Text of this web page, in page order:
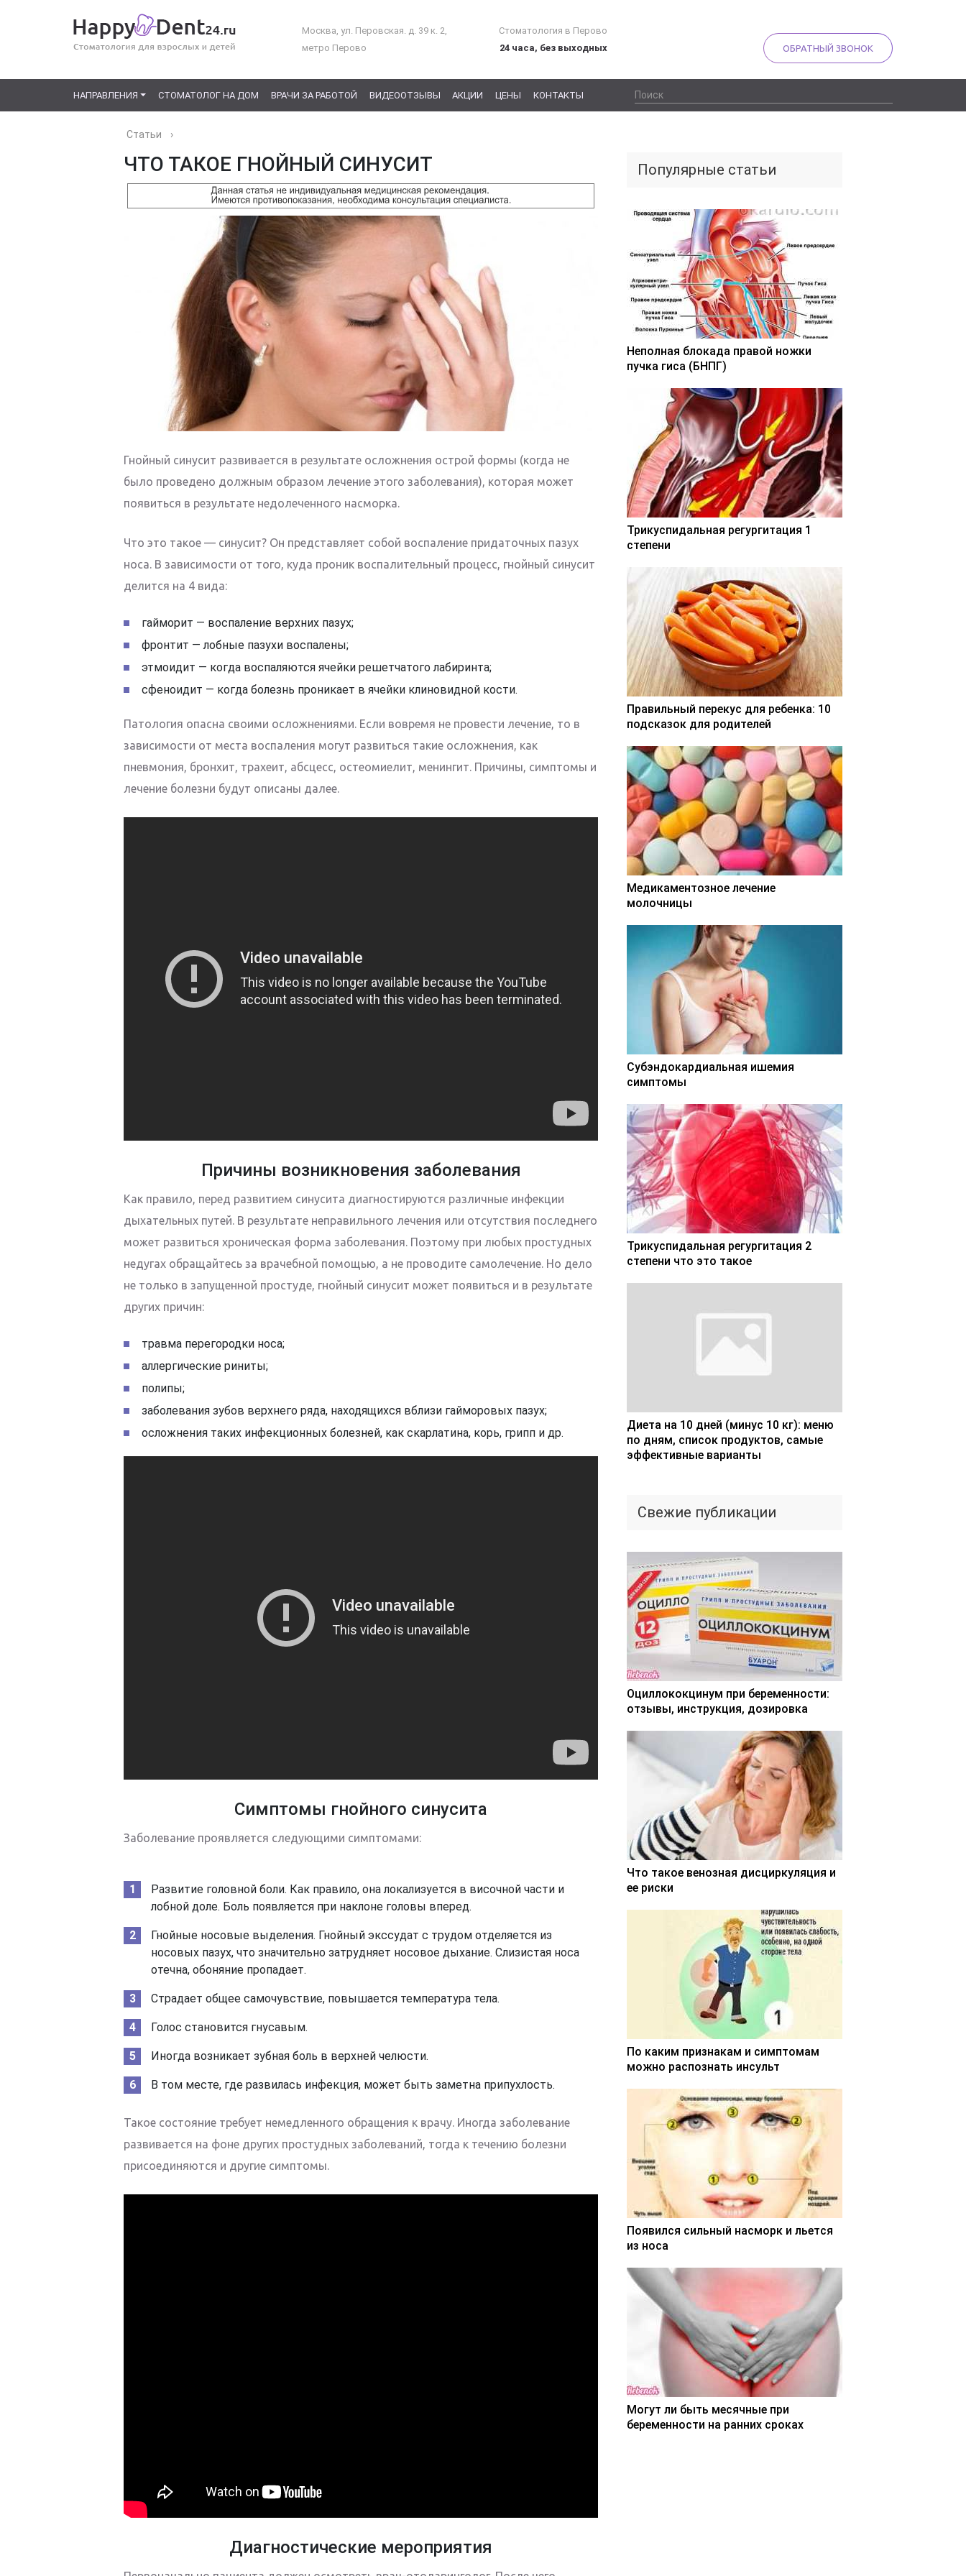
Москва, ул. Перовская. д. 39 к. 2,
метро Перово
Стоматология в Перово
24 часа, без выходных
ОБРАТНЫЙ ЗВОНОК
НАПРАВЛЕНИЯ СТОМАТОЛОГ НА ДОМ ВРАЧИ ЗА РАБОТОЙ ВИДЕООТЗЫВЫ АКЦИИ ЦЕНЫ КОНТАКТЫ
Статьи ›
ЧТО ТАКОЕ ГНОЙНЫЙ СИНУСИТ
Гнойный синусит развивается в результате осложнения острой формы (когда не
было проведено должным образом лечение этого заболевания), которая может
появиться в результате недолеченного насморка.
Что это такое — синусит? Он представляет собой воспаление придаточных пазух
носа. В зависимости от того, куда проник воспалительный процесс, гнойный синусит
делится на 4 вида:
гайморит — воспаление верхних пазух;
фронтит — лобные пазухи воспалены;
этмоидит — когда воспаляются ячейки решетчатого лабиринта;
сфеноидит — когда болезнь проникает в ячейки клиновидной кости.
Патология опасна своими осложнениями. Если вовремя не провести лечение, то в
зависимости от места воспаления могут развиться такие осложнения, как
пневмония, бронхит, трахеит, абсцесс, остеомиелит, менингит. Причины, симптомы и
лечение болезни будут описаны далее.
Причины возникновения заболевания
Как правило, перед развитием синусита диагностируются различные инфекции
дыхательных путей. В результате неправильного лечения или отсутствия последнего
может развиться хроническая форма заболевания. Поэтому при любых простудных
недугах обращайтесь за врачебной помощью, а не проводите самолечение. Но дело
не только в запущенной простуде, гнойный синусит может появиться и в результате
других причин:
травма перегородки носа;
аллергические риниты;
полипы;
заболевания зубов верхнего ряда, находящихся вблизи гайморовых пазух;
осложнения таких инфекционных болезней, как скарлатина, корь, грипп и др.
Симптомы гнойного синусита
Заболевание проявляется следующими симптомами:
Развитие головной боли. Как правило, она локализуется в височной части и
лобной доле. Боль появляется при наклоне головы вперед.
Гнойные носовые выделения. Гнойный экссудат с трудом отделяется из
носовых пазух, что значительно затрудняет носовое дыхание. Слизистая носа
отечна, обоняние пропадает.
Страдает общее самочувствие, повышается температура тела.
Голос становится гнусавым.
Иногда возникает зубная боль в верхней челюсти.
В том месте, где развилась инфекция, может быть заметна припухлость.
Такое состояние требует немедленного обращения к врачу. Иногда заболевание
развивается на фоне других простудных заболеваний, тогда к течению болезни
присоединяются и другие симптомы.
Диагностические мероприятия
Популярные статьи
Неполная блокада правой ножки
пучка гиса (БНПГ)
Трикуспидальная регургитация 1
степени
Правильный перекус для ребенка: 10
подсказок для родителей
Медикаментозное лечение
молочницы
Субэндокардиальная ишемия
симптомы
Трикуспидальная регургитация 2
степени что это такое
Диета на 10 дней (минус 10 кг): меню
по дням, список продуктов, самые
эффективные варианты
Свежие публикации
Оциллококцинум при беременности:
отзывы, инструкция, дозировка
Что такое венозная дисциркуляция и
ее риски
По каким признакам и симптомам
можно распознать инсульт
Появился сильный насморк и льется
из носа
Могут ли быть месячные при
беременности на ранних сроках